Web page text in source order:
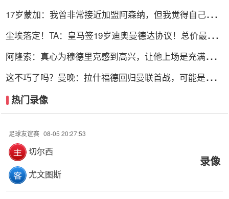
17岁蒙加：我曾非常接近加盟阿森纳，但我觉得自己更适
尘埃落定！TA：皇马签19岁迪奥曼德达协议！总价最高
阿隆索：真心为穆德里克感到高兴，让他上场是充满情感
这不巧了吗？曼晚：拉什福德回归曼联首战，可能是对阿
热门录像
足球友谊赛 08-05 20:27:53
切尔西
尤文图斯
录像